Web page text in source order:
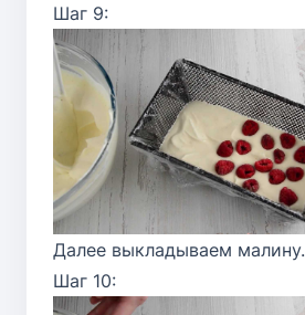
Шаг 9:
Далее выкладываем малину.
Шаг 10: